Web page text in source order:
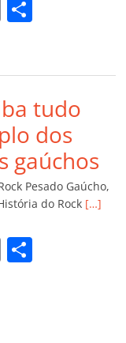
C
y
Li
n
k
p
ar
til
h
ar
tudo
dos
gaúchos
Pesado Gaúcho,
do Rock […]
C